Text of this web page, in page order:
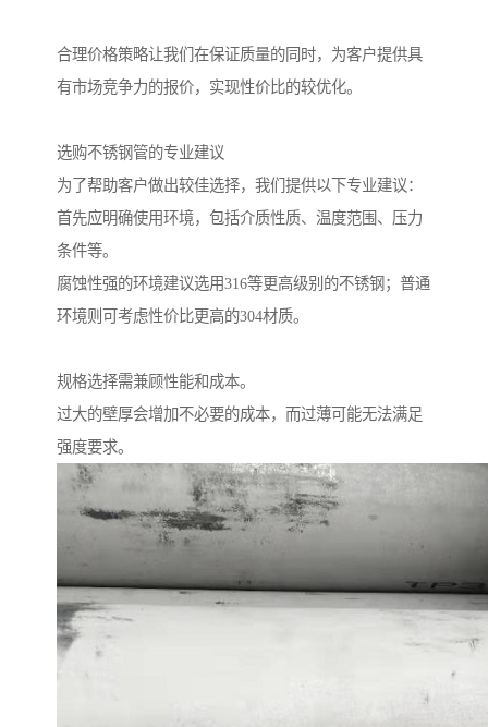
合理价格策略让我们在保证质量的同时，为客户提供具
有市场竞争力的报价，实现性价比的较优化。
选购不锈钢管的专业建议
为了帮助客户做出较佳选择，我们提供以下专业建议：
首先应明确使用环境，包括介质性质、温度范围、压力
条件等。
腐蚀性强的环境建议选用316等更高级别的不锈钢；普通
环境则可考虑性价比更高的304材质。
规格选择需兼顾性能和成本。
过大的壁厚会增加不必要的成本，而过薄可能无法满足
强度要求。